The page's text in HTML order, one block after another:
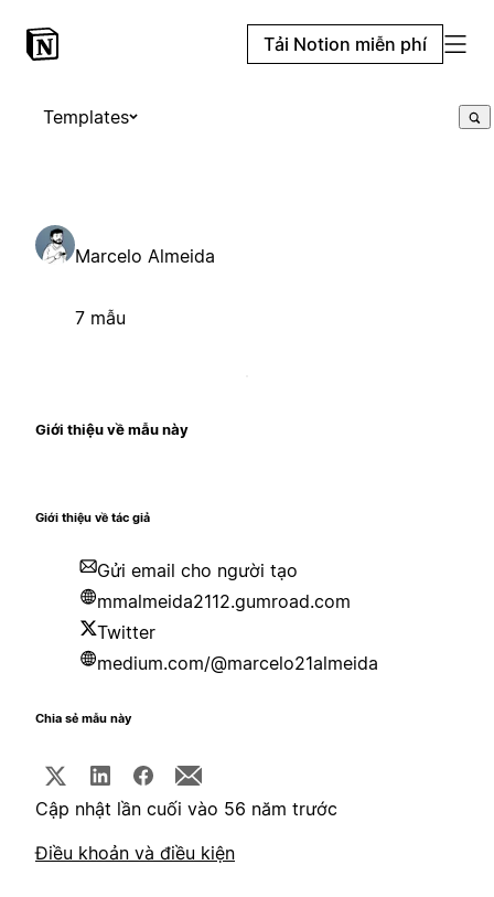
Tải Notion miễn phí
Templates
Marcelo Almeida
7 mẫu
Giới thiệu về mẫu này
Giới thiệu về tác giả
Gửi email cho người tạo
mmalmeida2112.gumroad.com
Twitter
medium.com/@marcelo21almeida
Chia sẻ mẫu này
Cập nhật lần cuối vào 56 năm trước
Điều khoản và điều kiện